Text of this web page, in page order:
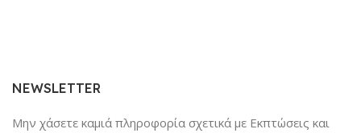
Sundaymot
NEWSLETTER
Μην χάσετε καμιά πληροφορία σχετικά με Εκπτώσεις και